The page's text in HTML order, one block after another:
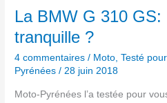
La BMW G 310 GS:
tranquille ?
4 commentaires / Moto,Testé
Pyrénées/28 juin 2018
Moto-Pyrénées l’a testée pour
GS